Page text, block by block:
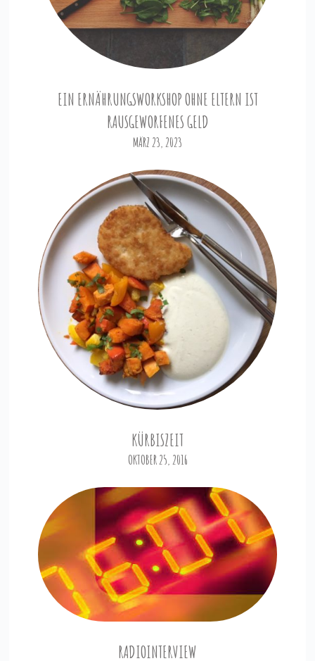
EIN ERNÄHRUNGSWORKSHOP OHNE ELTERN IST
RAUSGEWORFENES GELD
MÄRZ 23, 2023
KÜRBISZEIT
OKTOBER 25, 2016
RADIOINTERVIEW